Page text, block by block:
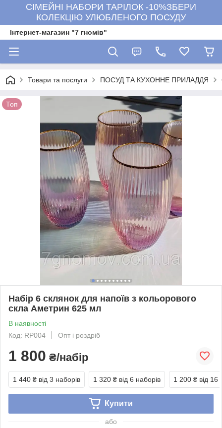
СІМЕЙНІ НАБОРИ ТАРІЛОК -10%ЗБЕРИ
КОЛЕКЦІЮ УЛЮБЛЕНОГО ПОСУДУ
Інтернет-магазин "7 гномів"
Товари та послуги ПОСУД ТА КУХОННЕ ПРИЛАДДЯ
Топ
Набір 6 склянок для напоїв з кольорового
скла Аметрин 625 мл
В наявності
Код: RP004
Опт і роздріб
1 800 ₴/набір
1 440 ₴ від 3 наборів 1 320 ₴ від 6 наборів 1 200 ₴ від 16
Купити
або